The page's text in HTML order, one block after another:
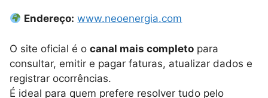
Endereço: www.neoenergia.com
O site oficial é o canal mais completo para
consultar, emitir e pagar faturas, atualizar dados e
registrar ocorrências.
É ideal para quem prefere resolver tudo pelo